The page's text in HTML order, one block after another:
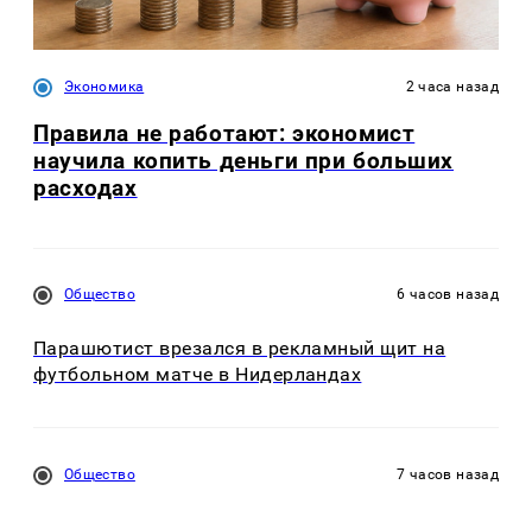
Экономика 2 часа назад
Правила не работают: экономист
научила копить деньги при больших
расходах
Общество 6 часов назад
Парашютист врезался в рекламный щит на
футбольном матче в Нидерландах
Общество 7 часов назад